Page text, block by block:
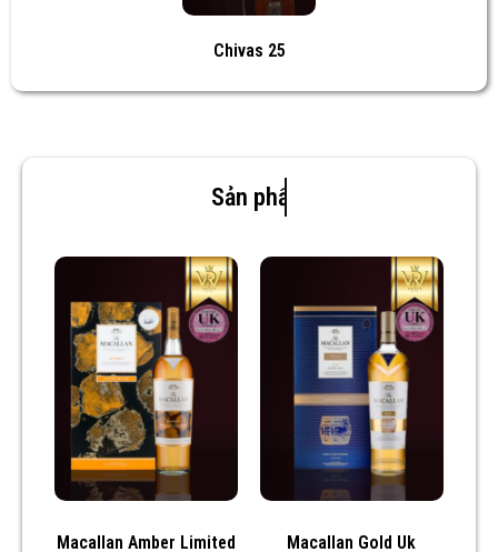
Chivas 25
Sản phẩm mới
Macallan Amber Limited Macallan Gold Uk